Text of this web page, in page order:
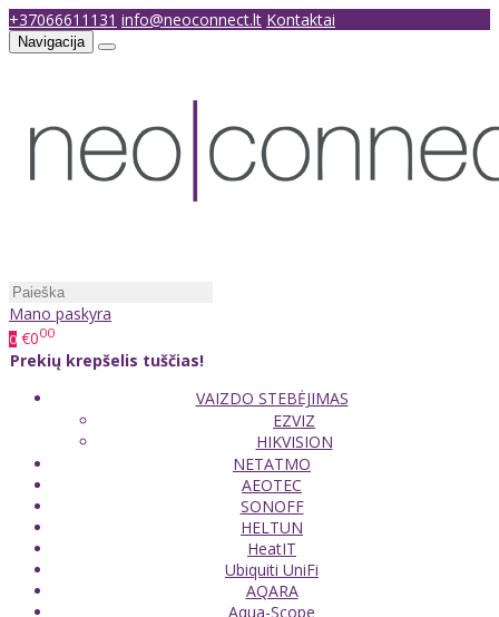
+37066611131 info@neoconnect.lt Kontaktai
Navigacija
Mano paskyra
0 €000
Prekių krepšelis tuščias!
VAIZDO STEBĖJIMAS
EZVIZ
HIKVISION
NETATMO
AEOTEC
SONOFF
HELTUN
HeatIT
Ubiquiti UniFi
AQARA
Aqua-Scope